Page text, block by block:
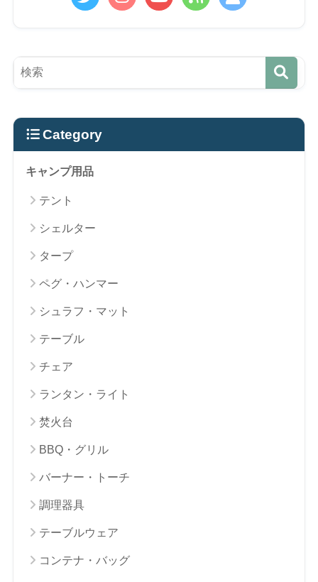
Category
キャンプ用品
テント
シェルター
タープ
ペグ・ハンマー
シュラフ・マット
テーブル
チェア
ランタン・ライト
焚火台
BBQ・グリル
バーナー・トーチ
調理器具
テーブルウェア
コンテナ・バッグ